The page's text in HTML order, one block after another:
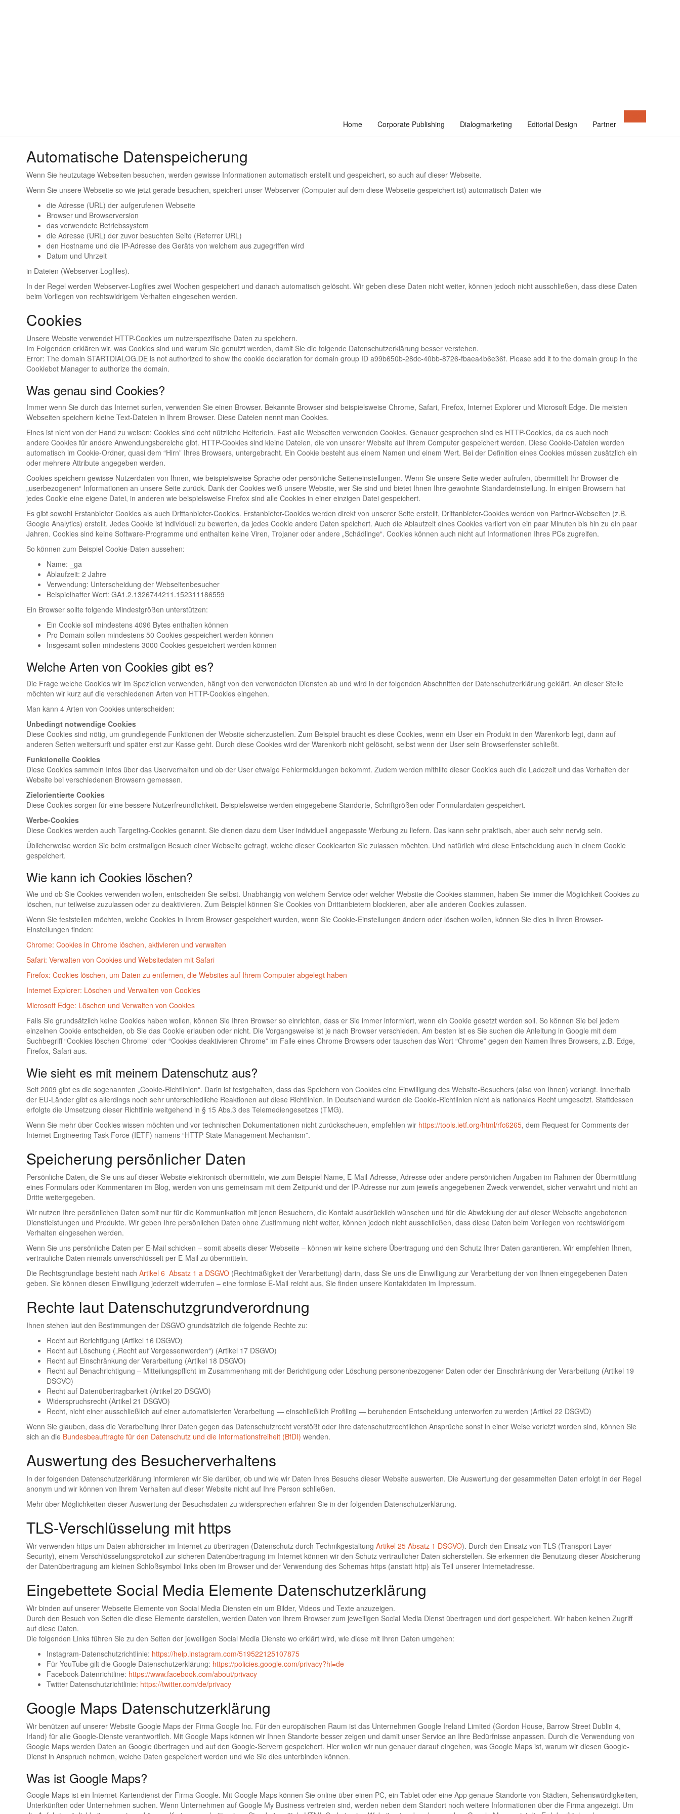
Home Corporate Publishing Dialogmarketing Editorial Design Partner
Leider liegt es in der Natur der Sache, dass diese Erklärungen sehr technisch klingen, wir haben uns bei der Erstellung jedoch bemüht die wichtigsten Dinge so einfach und klar wie möglich zu
Automatische Datenspeicherung
Wenn Sie heutzutage Webseiten besuchen, werden gewisse Informationen automatisch erstellt und gespeichert, so auch auf dieser Webseite.
Wenn Sie unsere Webseite so wie jetzt gerade besuchen, speichert unser Webserver (Computer auf dem diese Webseite gespeichert ist) automatisch Daten wie
die Adresse (URL) der aufgerufenen Webseite
Browser und Browserversion
das verwendete Betriebssystem
die Adresse (URL) der zuvor besuchten Seite (Referrer URL)
den Hostname und die IP-Adresse des Geräts von welchem aus zugegriffen wird
Datum und Uhrzeit
in Dateien (Webserver-Logfiles).
In der Regel werden Webserver-Logfiles zwei Wochen gespeichert und danach automatisch gelöscht. Wir geben diese Daten nicht weiter, können jedoch nicht ausschließen, dass diese Daten
beim Vorliegen von rechtswidrigem Verhalten eingesehen werden.
Cookies
Unsere Website verwendet HTTP-Cookies um nutzerspezifische Daten zu speichern.
Im Folgenden erklären wir, was Cookies sind und warum Sie genutzt werden, damit Sie die folgende Datenschutzerklärung besser verstehen.
Error: The domain STARTDIALOG.DE is not authorized to show the cookie declaration for domain group ID a99b650b-28dc-40bb-8726-fbaea4b6e36f. Please add it to the domain group in the
Cookiebot Manager to authorize the domain.
Was genau sind Cookies?
Immer wenn Sie durch das Internet surfen, verwenden Sie einen Browser. Bekannte Browser sind beispielsweise Chrome, Safari, Firefox, Internet Explorer und Microsoft Edge. Die meisten
Webseiten speichern kleine Text-Dateien in Ihrem Browser. Diese Dateien nennt man Cookies.
Eines ist nicht von der Hand zu weisen: Cookies sind echt nützliche Helferlein. Fast alle Webseiten verwenden Cookies. Genauer gesprochen sind es HTTP-Cookies, da es auch noch
andere Cookies für andere Anwendungsbereiche gibt. HTTP-Cookies sind kleine Dateien, die von unserer Website auf Ihrem Computer gespeichert werden. Diese Cookie-Dateien werden
automatisch im Cookie-Ordner, quasi dem “Hirn” Ihres Browsers, untergebracht. Ein Cookie besteht aus einem Namen und einem Wert. Bei der Definition eines Cookies müssen zusätzlich ein
oder mehrere Attribute angegeben werden.
Cookies speichern gewisse Nutzerdaten von Ihnen, wie beispielsweise Sprache oder persönliche Seiteneinstellungen. Wenn Sie unsere Seite wieder aufrufen, übermittelt Ihr Browser die
„userbezogenen“ Informationen an unsere Seite zurück. Dank der Cookies weiß unsere Website, wer Sie sind und bietet Ihnen Ihre gewohnte Standardeinstellung. In einigen Browsern hat
jedes Cookie eine eigene Datei, in anderen wie beispielsweise Firefox sind alle Cookies in einer einzigen Datei gespeichert.
Es gibt sowohl Erstanbieter Cookies als auch Drittanbieter-Cookies. Erstanbieter-Cookies werden direkt von unserer Seite erstellt, Drittanbieter-Cookies werden von Partner-Webseiten (z.B.
Google Analytics) erstellt. Jedes Cookie ist individuell zu bewerten, da jedes Cookie andere Daten speichert. Auch die Ablaufzeit eines Cookies variiert von ein paar Minuten bis hin zu ein paar
Jahren. Cookies sind keine Software-Programme und enthalten keine Viren, Trojaner oder andere „Schädlinge“. Cookies können auch nicht auf Informationen Ihres PCs zugreifen.
So können zum Beispiel Cookie-Daten aussehen:
Name: _ga
Ablaufzeit: 2 Jahre
Verwendung: Unterscheidung der Webseitenbesucher
Beispielhafter Wert: GA1.2.1326744211.152311186559
Ein Browser sollte folgende Mindestgrößen unterstützen:
Ein Cookie soll mindestens 4096 Bytes enthalten können
Pro Domain sollen mindestens 50 Cookies gespeichert werden können
Insgesamt sollen mindestens 3000 Cookies gespeichert werden können
Welche Arten von Cookies gibt es?
Die Frage welche Cookies wir im Speziellen verwenden, hängt von den verwendeten Diensten ab und wird in der folgenden Abschnitten der Datenschutzerklärung geklärt. An dieser Stelle
möchten wir kurz auf die verschiedenen Arten von HTTP-Cookies eingehen.
Man kann 4 Arten von Cookies unterscheiden:
Unbedingt notwendige Cookies
Diese Cookies sind nötig, um grundlegende Funktionen der Website sicherzustellen. Zum Beispiel braucht es diese Cookies, wenn ein User ein Produkt in den Warenkorb legt, dann auf
anderen Seiten weitersurft und später erst zur Kasse geht. Durch diese Cookies wird der Warenkorb nicht gelöscht, selbst wenn der User sein Browserfenster schließt.
Funktionelle Cookies
Diese Cookies sammeln Infos über das Userverhalten und ob der User etwaige Fehlermeldungen bekommt. Zudem werden mithilfe dieser Cookies auch die Ladezeit und das Verhalten der
Website bei verschiedenen Browsern gemessen.
Zielorientierte Cookies
Diese Cookies sorgen für eine bessere Nutzerfreundlichkeit. Beispielsweise werden eingegebene Standorte, Schriftgrößen oder Formulardaten gespeichert.
Werbe-Cookies
Diese Cookies werden auch Targeting-Cookies genannt. Sie dienen dazu dem User individuell angepasste Werbung zu liefern. Das kann sehr praktisch, aber auch sehr nervig sein.
Üblicherweise werden Sie beim erstmaligen Besuch einer Webseite gefragt, welche dieser Cookiearten Sie zulassen möchten. Und natürlich wird diese Entscheidung auch in einem Cookie
gespeichert.
Wie kann ich Cookies löschen?
Wie und ob Sie Cookies verwenden wollen, entscheiden Sie selbst. Unabhängig von welchem Service oder welcher Website die Cookies stammen, haben Sie immer die Möglichkeit Cookies zu
löschen, nur teilweise zuzulassen oder zu deaktivieren. Zum Beispiel können Sie Cookies von Drittanbietern blockieren, aber alle anderen Cookies zulassen.
Wenn Sie feststellen möchten, welche Cookies in Ihrem Browser gespeichert wurden, wenn Sie Cookie-Einstellungen ändern oder löschen wollen, können Sie dies in Ihren Browser-
Einstellungen finden:
Chrome: Cookies in Chrome löschen, aktivieren und verwalten
Safari: Verwalten von Cookies und Websitedaten mit Safari
Firefox: Cookies löschen, um Daten zu entfernen, die Websites auf Ihrem Computer abgelegt haben
Internet Explorer: Löschen und Verwalten von Cookies
Microsoft Edge: Löschen und Verwalten von Cookies
Falls Sie grundsätzlich keine Cookies haben wollen, können Sie Ihren Browser so einrichten, dass er Sie immer informiert, wenn ein Cookie gesetzt werden soll. So können Sie bei jedem
einzelnen Cookie entscheiden, ob Sie das Cookie erlauben oder nicht. Die Vorgangsweise ist je nach Browser verschieden. Am besten ist es Sie suchen die Anleitung in Google mit dem
Suchbegriff “Cookies löschen Chrome” oder “Cookies deaktivieren Chrome” im Falle eines Chrome Browsers oder tauschen das Wort “Chrome” gegen den Namen Ihres Browsers, z.B. Edge,
Firefox, Safari aus.
Wie sieht es mit meinem Datenschutz aus?
Seit 2009 gibt es die sogenannten „Cookie-Richtlinien“. Darin ist festgehalten, dass das Speichern von Cookies eine Einwilligung des Website-Besuchers (also von Ihnen) verlangt. Innerhalb
der EU-Länder gibt es allerdings noch sehr unterschiedliche Reaktionen auf diese Richtlinien. In Deutschland wurden die Cookie-Richtlinien nicht als nationales Recht umgesetzt. Stattdessen
erfolgte die Umsetzung dieser Richtlinie weitgehend in § 15 Abs.3 des Telemediengesetzes (TMG).
Wenn Sie mehr über Cookies wissen möchten und vor technischen Dokumentationen nicht zurückscheuen, empfehlen wir https://tools.ietf.org/html/rfc6265, dem Request for Comments der
Internet Engineering Task Force (IETF) namens “HTTP State Management Mechanism”.
Speicherung persönlicher Daten
Persönliche Daten, die Sie uns auf dieser Website elektronisch übermitteln, wie zum Beispiel Name, E-Mail-Adresse, Adresse oder andere persönlichen Angaben im Rahmen der Übermittlung
eines Formulars oder Kommentaren im Blog, werden von uns gemeinsam mit dem Zeitpunkt und der IP-Adresse nur zum jeweils angegebenen Zweck verwendet, sicher verwahrt und nicht an
Dritte weitergegeben.
Wir nutzen Ihre persönlichen Daten somit nur für die Kommunikation mit jenen Besuchern, die Kontakt ausdrücklich wünschen und für die Abwicklung der auf dieser Webseite angebotenen
Dienstleistungen und Produkte. Wir geben Ihre persönlichen Daten ohne Zustimmung nicht weiter, können jedoch nicht ausschließen, dass diese Daten beim Vorliegen von rechtswidrigem
Verhalten eingesehen werden.
Wenn Sie uns persönliche Daten per E-Mail schicken – somit abseits dieser Webseite – können wir keine sichere Übertragung und den Schutz Ihrer Daten garantieren. Wir empfehlen Ihnen,
vertrauliche Daten niemals unverschlüsselt per E-Mail zu übermitteln.
Die Rechtsgrundlage besteht nach Artikel 6 Absatz 1 a DSGVO (Rechtmäßigkeit der Verarbeitung) darin, dass Sie uns die Einwilligung zur Verarbeitung der von Ihnen eingegebenen Daten
geben. Sie können diesen Einwilligung jederzeit widerrufen – eine formlose E-Mail reicht aus, Sie finden unsere Kontaktdaten im Impressum.
Rechte laut Datenschutzgrundverordnung
Ihnen stehen laut den Bestimmungen der DSGVO grundsätzlich die folgende Rechte zu:
Recht auf Berichtigung (Artikel 16 DSGVO)
Recht auf Löschung („Recht auf Vergessenwerden“) (Artikel 17 DSGVO)
Recht auf Einschränkung der Verarbeitung (Artikel 18 DSGVO)
Recht auf Benachrichtigung – Mitteilungspflicht im Zusammenhang mit der Berichtigung oder Löschung personenbezogener Daten oder der Einschränkung der Verarbeitung (Artikel 19
DSGVO)
Recht auf Datenübertragbarkeit (Artikel 20 DSGVO)
Widerspruchsrecht (Artikel 21 DSGVO)
Recht, nicht einer ausschließlich auf einer automatisierten Verarbeitung — einschließlich Profiling — beruhenden Entscheidung unterworfen zu werden (Artikel 22 DSGVO)
Wenn Sie glauben, dass die Verarbeitung Ihrer Daten gegen das Datenschutzrecht verstößt oder Ihre datenschutzrechtlichen Ansprüche sonst in einer Weise verletzt worden sind, können Sie
sich an die Bundesbeauftragte für den Datenschutz und die Informationsfreiheit (BfDI) wenden.
Auswertung des Besucherverhaltens
In der folgenden Datenschutzerklärung informieren wir Sie darüber, ob und wie wir Daten Ihres Besuchs dieser Website auswerten. Die Auswertung der gesammelten Daten erfolgt in der Regel
anonym und wir können von Ihrem Verhalten auf dieser Website nicht auf Ihre Person schließen.
Mehr über Möglichkeiten dieser Auswertung der Besuchsdaten zu widersprechen erfahren Sie in der folgenden Datenschutzerklärung.
TLS-Verschlüsselung mit https
Wir verwenden https um Daten abhörsicher im Internet zu übertragen (Datenschutz durch Technikgestaltung Artikel 25 Absatz 1 DSGVO). Durch den Einsatz von TLS (Transport Layer
Security), einem Verschlüsselungsprotokoll zur sicheren Datenübertragung im Internet können wir den Schutz vertraulicher Daten sicherstellen. Sie erkennen die Benutzung dieser Absicherung
der Datenübertragung am kleinen Schloßsymbol links oben im Browser und der Verwendung des Schemas https (anstatt http) als Teil unserer Internetadresse.
Eingebettete Social Media Elemente Datenschutzerklärung
Wir binden auf unserer Webseite Elemente von Social Media Diensten ein um Bilder, Videos und Texte anzuzeigen.
Durch den Besuch von Seiten die diese Elemente darstellen, werden Daten von Ihrem Browser zum jeweiligen Social Media Dienst übertragen und dort gespeichert. Wir haben keinen Zugriff
auf diese Daten.
Die folgenden Links führen Sie zu den Seiten der jeweiligen Social Media Dienste wo erklärt wird, wie diese mit Ihren Daten umgehen:
Instagram-Datenschutzrichtlinie: https://help.instagram.com/519522125107875
Für YouTube gilt die Google Datenschutzerklärung: https://policies.google.com/privacy?hl=de
Facebook-Datenrichtline: https://www.facebook.com/about/privacy
Twitter Datenschutzrichtlinie: https://twitter.com/de/privacy
Google Maps Datenschutzerklärung
Wir benützen auf unserer Website Google Maps der Firma Google Inc. Für den europäischen Raum ist das Unternehmen Google Ireland Limited (Gordon House, Barrow Street Dublin 4,
Irland) für alle Google-Dienste verantwortlich. Mit Google Maps können wir Ihnen Standorte besser zeigen und damit unser Service an Ihre Bedürfnisse anpassen. Durch die Verwendung von
Google Maps werden Daten an Google übertragen und auf den Google-Servern gespeichert. Hier wollen wir nun genauer darauf eingehen, was Google Maps ist, warum wir diesen Google-
Dienst in Anspruch nehmen, welche Daten gespeichert werden und wie Sie dies unterbinden können.
Was ist Google Maps?
Google Maps ist ein Internet-Kartendienst der Firma Google. Mit Google Maps können Sie online über einen PC, ein Tablet oder eine App genaue Standorte von Städten, Sehenswürdigkeiten,
Unterkünften oder Unternehmen suchen. Wenn Unternehmen auf Google My Business vertreten sind, werden neben dem Standort noch weitere Informationen über die Firma angezeigt. Um